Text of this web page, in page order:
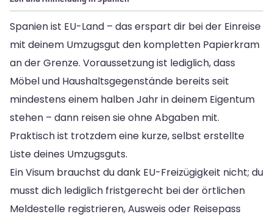
Spanien ist EU-Land – das erspart dir bei der Einreise
mit deinem Umzugsgut den kompletten Papierkram
an der Grenze. Voraussetzung ist lediglich, dass
Möbel und Haushaltsgegenstände bereits seit
mindestens einem halben Jahr in deinem Eigentum
stehen – dann reisen sie ohne Abgaben mit.
Praktisch ist trotzdem eine kurze, selbst erstellte
Liste deines Umzugsguts.
Ein Visum brauchst du dank EU-Freizügigkeit nicht; du
musst dich lediglich fristgerecht bei der örtlichen
Meldestelle registrieren, Ausweis oder Reisepass